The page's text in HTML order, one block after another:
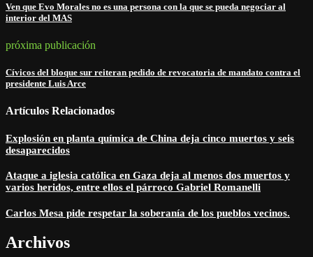
Ven que Evo Morales no es una persona con la que se pueda negociar al
interior del MAS
próxima publicación
Cívicos del bloque sur reiteran pedido de revocatoria de mandato contra el
presidente Luis Arce
Artículos Relacionados
Explosión en planta química de China deja cinco muertos y seis
desaparecidos
Ataque a iglesia católica en Gaza deja al menos dos muertos y
varios heridos, entre ellos el párroco Gabriel Romanelli
Carlos Mesa pide respetar la soberanía de los pueblos vecinos.
Archivos